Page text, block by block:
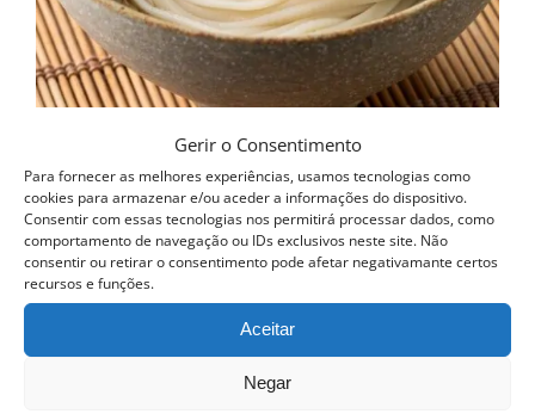
Gerir o Consentimento
Para fornecer as melhores experiências, usamos tecnologias como
cookies para armazenar e/ou aceder a informações do dispositivo.
Consentir com essas tecnologias nos permitirá processar dados, como
comportamento de navegação ou IDs exclusivos neste site. Não
consentir ou retirar o consentimento pode afetar negativamante certos
recursos e funções.
Aceitar
Negar
Curso Street food, Dumplings e Udon
425.00€
Ver opções
product
Detalhes